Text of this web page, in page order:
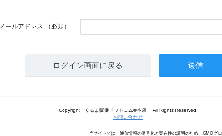
メールアドレス （必須）
ログイン画面に戻る
Copyright くるま販促ドットコム®本店 All Rights Reserved.
お問い合わせ
当サイトでは、通信情報の暗号化と実在性の証明のため、GMOグロ